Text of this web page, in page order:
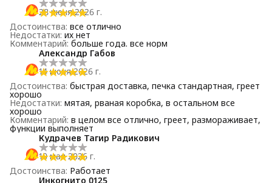
28 июня 2026 г.
Достоинства: все отлично
Недостатки: их нет
Комментарий: больше года. все норм
Александр Габов
14 июня 2026 г.
Достоинства: быстрая доставка, печка стандартная, греет
хорошо
Недостатки: мятая, рваная коробка, в остальном все
хорошо
Комментарий: в целом все отлично, греет, размораживает,
функции выполняет
Кудрачев Тагир Радикович
10 мая 2026 г.
Достоинства: Работает
Инкогнито 0125